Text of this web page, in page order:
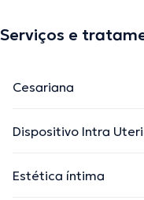
Serviços e
Cesariana
Dispositivo Intra
Estética íntima